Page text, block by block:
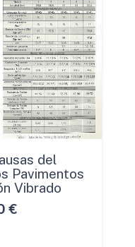
del
Pavimentos
Vibrado
€